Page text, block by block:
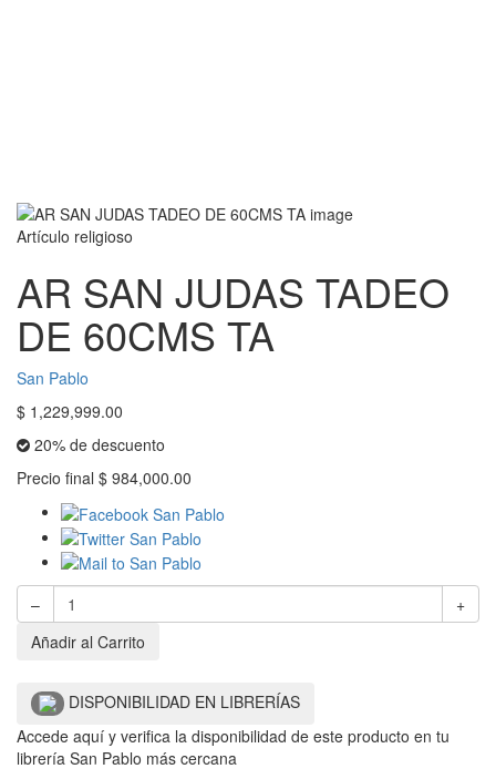
Artículo religioso
AR SAN JUDAS TADEO
DE 60CMS TA
San Pablo
$ 1,229,999.00
20% de descuento
Precio final $ 984,000.00
–
+
Añadir al Carrito
DISPONIBILIDAD EN LIBRERÍAS
Accede aquí y verifica la disponibilidad de este producto en tu
librería San Pablo más cercana